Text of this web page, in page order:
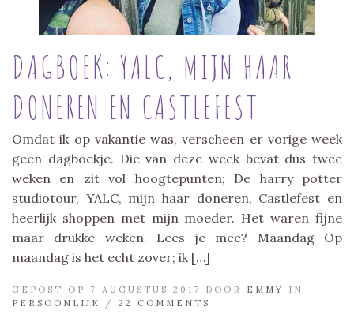
DAGBOEK: YALC, MIJN HAAR
DONEREN EN CASTLEFEST
Omdat ik op vakantie was, verscheen er vorige week
geen dagboekje. Die van deze week bevat dus twee
weken en zit vol hoogtepunten; De harry potter
studiotour, YALC, mijn haar doneren, Castlefest en
heerlijk shoppen met mijn moeder. Het waren fijne
maar drukke weken. Lees je mee? Maandag Op
maandag is het echt zover; ik […]
GEPOST OP 7 AUGUSTUS 2017 DOOR EMMY
IN
PERSOONLIJK
/ 22 COMMENTS